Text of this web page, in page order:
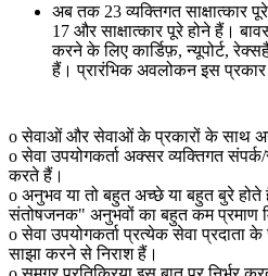
अब तक 23 व्यक्तिगत
17 और साक्षात्कार पूरे होने हैं।
करने के लिए कार्डिफ़, न्यूपोर्ट,
हैं। प्रारंभिक अवलोकन इस प्रकार
o सेवाओं और सेवाओं के प्रकारों के साथ
o सेवा उपयोगकर्ता अक्सर व्यक्तिगत
करते हैं।
o अनुभव या तो बहुत अच्छे या बहुत बुरे
संतोषजनक" अनुभवों का बहुत कम प्रमाण
o सेवा उपयोगकर्ता प्रत्येक सेवा प्रदाता
साझा करने से निराश हैं।